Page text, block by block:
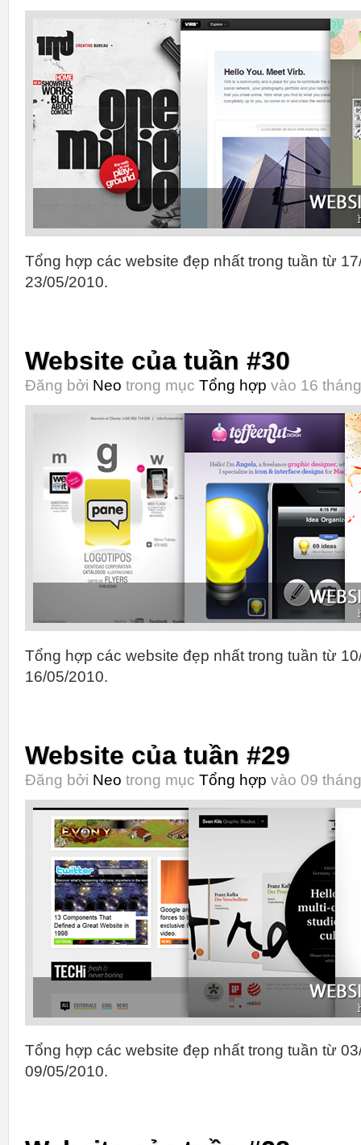
Tổng hợp các website đẹp nhất trong tuần từ
23/05/2010.
Website của tuần #30
Đăng bởi Neo trong mục Tổng hợp vào 16
Tổng hợp các website đẹp nhất trong tuần từ
16/05/2010.
Website của tuần #29
Đăng bởi Neo trong mục Tổng hợp vào 09
Tổng hợp các website đẹp nhất trong tuần từ
09/05/2010.